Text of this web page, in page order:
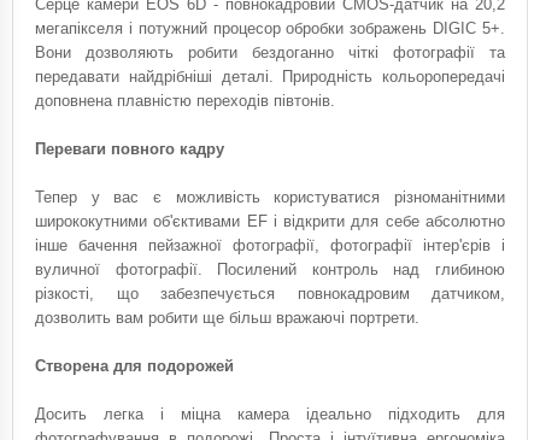
Серце камери EOS 6D - повнокадровий CMOS-датчик на 20,2
мегапікселя і потужний процесор обробки зображень DIGIC 5+.
Вони дозволяють робити бездоганно чіткі фотографії та
передавати найдрібніші деталі. Природність кольоропередачі
доповнена плавністю переходів півтонів.
Переваги повного кадру
Тепер у вас є можливість користуватися різноманітними
ширококутними об'єктивами EF і відкрити для себе абсолютно
інше бачення пейзажної фотографії, фотографії інтер'єрів і
вуличної фотографії. Посилений контроль над глибиною
різкості, що забезпечується повнокадровим датчиком,
дозволить вам робити ще більш вражаючі портрети.
Створена для подорожей
Досить легка і міцна камера ідеально підходить для